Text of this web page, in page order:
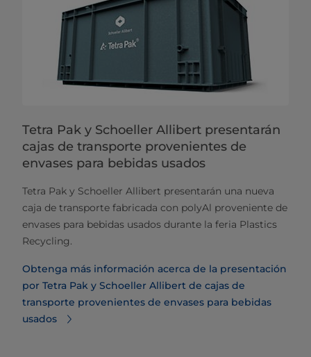
Tetra Pak y Schoeller Allibert presentarán
cajas de transporte provenientes de
envases para bebidas usados
Tetra Pak y Schoeller Allibert presentarán una nueva
caja de transporte fabricada con polyAl proveniente de
envases para bebidas usados durante la feria Plastics
Recycling.
Obtenga más información acerca de la presentación
por Tetra Pak y Schoeller Allibert de cajas de
transporte provenientes de envases para bebidas
usados